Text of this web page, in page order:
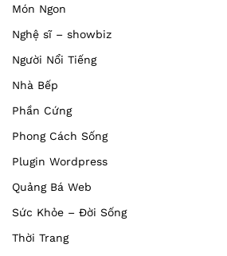
Món Ngon
Nghệ sĩ – showbiz
Người Nổi Tiếng
Nhà Bếp
Phần Cứng
Phong Cách Sống
Plugin Wordpress
Quảng Bá Web
Sức Khỏe – Đời Sống
Thời Trang